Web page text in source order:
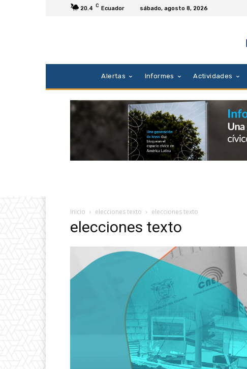
20.4 C Ecuador sábado, agosto 8, 2026
Alertas Informes Actividades
Inicio elecciones texto elecciones texto
elecciones texto